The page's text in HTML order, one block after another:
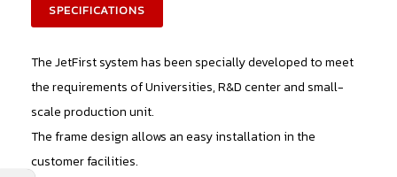
SPECIFICATIONS
The JetFirst system has been specially developed to meet
the requirements of Universities, R&D center and small-
scale production unit.
The frame design allows an easy installation in the
customer facilities.